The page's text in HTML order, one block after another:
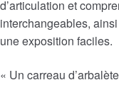
€45.43.
d’articulation et
interchangeables,
une exposition faciles.
« Un carreau